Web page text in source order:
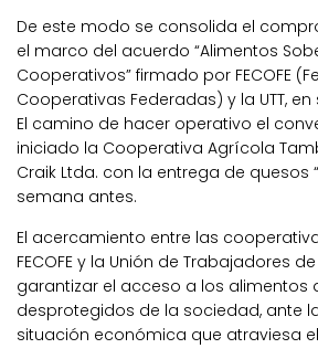
De este modo se consolida el
el marco del acuerdo “Alimentos
Cooperativos” firmado por FECOFE
Cooperativas Federadas) y la UTT,
El camino de hacer operativo el
iniciado la Cooperativa Agrícola
Craik Ltda. con la entrega de quesos
semana antes.
El acercamiento entre las
FECOFE y la Unión de Trabajadores
garantizar el acceso a los alimentos
desprotegidos de la sociedad, ante
situación económica que atraviesa